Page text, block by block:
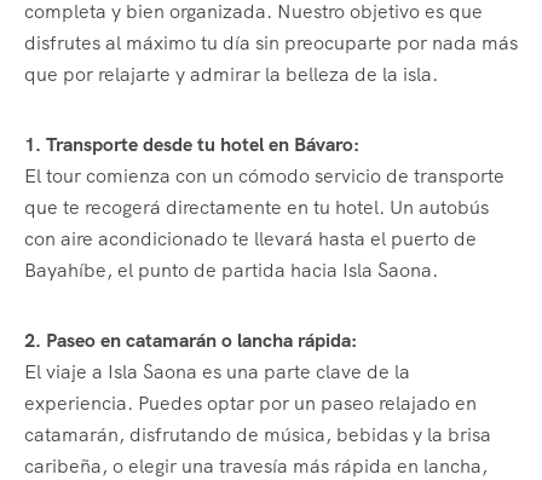
completa y bien organizada. Nuestro objetivo es que
disfrutes al máximo tu día sin preocuparte por nada más
que por relajarte y admirar la belleza de la isla.
1. Transporte desde tu hotel en Bávaro:
El tour comienza con un cómodo servicio de transporte
que te recogerá directamente en tu hotel. Un autobús
con aire acondicionado te llevará hasta el puerto de
Bayahíbe, el punto de partida hacia Isla Saona.
2. Paseo en catamarán o lancha rápida:
El viaje a Isla Saona es una parte clave de la
experiencia. Puedes optar por un paseo relajado en
catamarán, disfrutando de música, bebidas y la brisa
caribeña, o elegir una travesía más rápida en lancha,